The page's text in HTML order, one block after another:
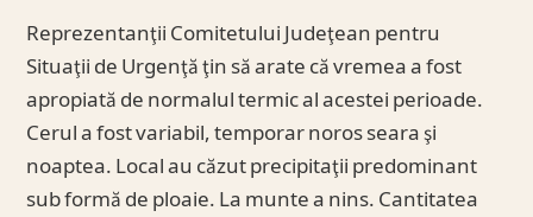
Reprezentanţii Comitetului Judeţean pentru
Situaţii de Urgenţă ţin să arate că vremea a fost
apropiată de normalul termic al acestei perioade.
Cerul a fost variabil, temporar noros seara şi
noaptea. Local au căzut precipitaţii predominant
sub formă de ploaie. La munte a nins. Cantitatea